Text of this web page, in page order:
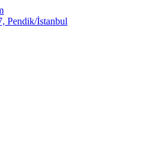
Pendik/İstanbul